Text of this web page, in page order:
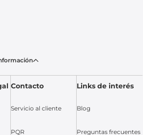
Contacto
Servicio al cliente
PQR
Links de interés
Blog
Preguntas frecuentes